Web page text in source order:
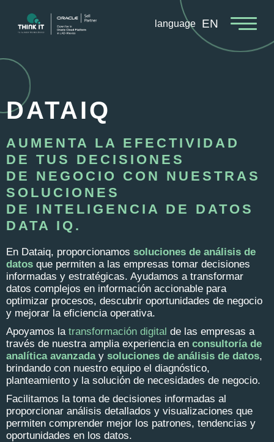
language EN
DATAIQ
AUMENTA LA EFECTIVIDAD
DE TUS DECISIONES
DE NEGOCIO CON NUESTRAS
SOLUCIONES
DE INTELIGENCIA DE DATOS
DATA IQ.
En Dataiq, proporcionamos soluciones de análisis de
datos que permiten a las empresas tomar decisiones
informadas y estratégicas. Ayudamos a transformar
datos complejos en información accionable para
optimizar procesos, descubrir oportunidades de negocio
y mejorar la eficiencia operativa.
Apoyamos la transformación digital de las empresas a
través de nuestra amplia experiencia en consultoría de
analítica avanzaday soluciones de análisis de datos,
brindando con nuestro equipo el diagnóstico,
planteamiento y la solución de necesidades de negocio.
Facilitamos la toma de decisiones informadas al
proporcionar análisis detallados y visualizaciones que
permiten comprender mejor los patrones, tendencias y
oportunidades en los datos.